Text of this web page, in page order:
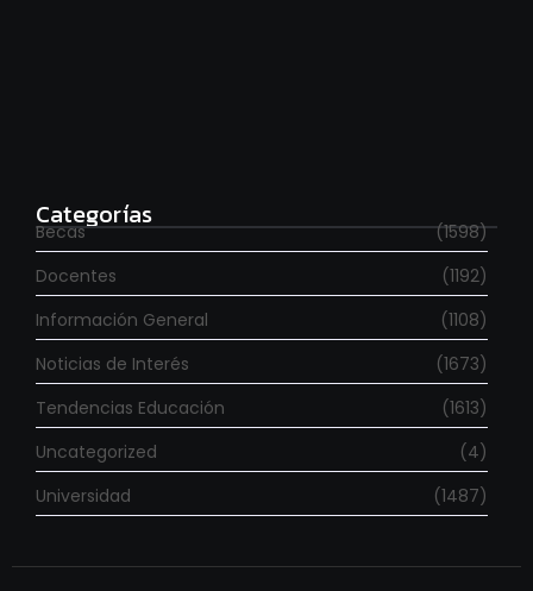
Categorías
Becas
(1598)
Docentes
(1192)
Información General
(1108)
Noticias de Interés
(1673)
Tendencias Educación
(1613)
Uncategorized
(4)
Universidad
(1487)